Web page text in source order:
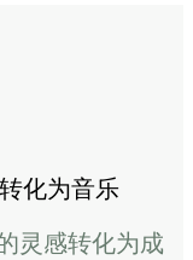
化为音乐
灵感转化为成